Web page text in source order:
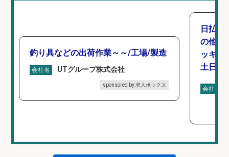
釣り具などの出荷作業～～/工場/製造
会社名 UTグループ株式会社
sponsored by 求人ボックス
日払い
の他/
ッキン
土日休
会社名